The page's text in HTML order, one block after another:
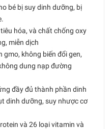
bé bị suy dinh dưỡng, bị
hóa, và chất chống oxy
miễn dịch
gmo, không biến đổi gen,
dung nạp đường
đầy đủ thành phần dinh
dinh dưỡng, suy nhược cơ
và 26 loại vitamin và